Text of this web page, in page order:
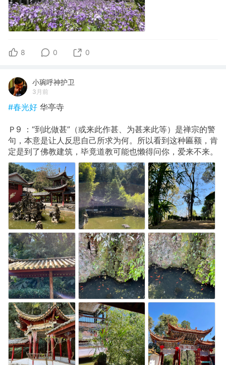
8 0 0
小琬呼神护卫
3月前
#春光好 华亭寺
Ｐ9 ：“到此做甚”（或来此作甚、为甚来此等）是禅宗的警
句，本意是让人反思自己所求为何。所以看到这种匾额，肯
定是到了佛教建筑，毕竟道教可能也懒得问你，爱来不来。